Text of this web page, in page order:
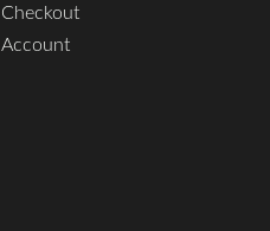
Checkout
Account